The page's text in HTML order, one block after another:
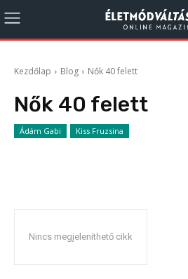
Kezdőlap Blog Nők 40 felett
Nők 40 felett
Ádám Gabi Kiss Fruzsina
Nincs megjeleníthető cikk